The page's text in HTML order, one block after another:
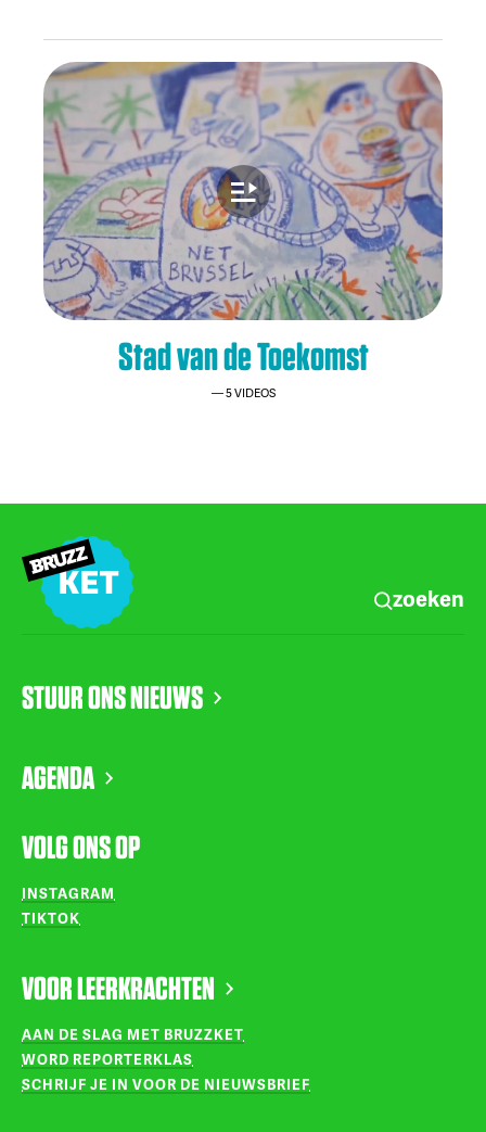
Stad van de Toekomst
5 VIDEOS
zoeken
STUUR ONS NIEUWS
AGENDA
VOLG ONS OP
INSTAGRAM
TIKTOK
VOOR LEERKRACHTEN
AAN DE SLAG MET BRUZZKET
WORD REPORTERKLAS
SCHRIJF JE IN VOOR DE NIEUWSBRIEF